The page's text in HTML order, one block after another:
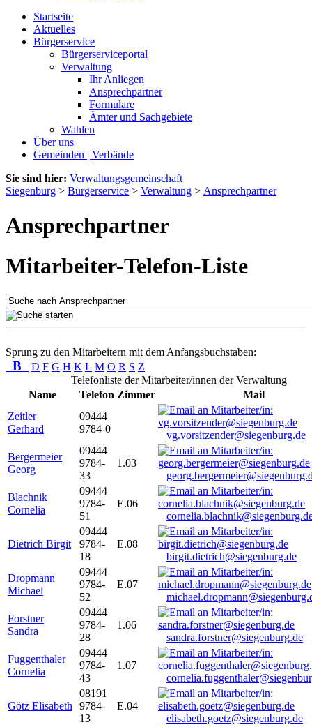
Startseite
Aktuelles
Bürgerservice
Bürgerserviceportal
Verwaltung
Ihr Anliegen
Ansprechpartner
Formulare
Ämter und Sachgebiete
Wahlen
Über uns
Gemeinden | Verbände
Sie sind hier: Verwaltungsgemeinschaft
Siegenburg > Bürgerservice > Verwaltung > Ansprechpartner
Ansprechpartner
Mitarbeiter-Telefon-Liste
Sprung zu den Mitarbeitern mit dem Anfangsbuchstaben:
B D F G H K L M O R S Z
Telefonliste der Mitarbeiter/innen der Verwaltung
Name
Telefon Zimmer
Mail
Zeitler
Gerhard
09444
9784-0
vg.vorsitzender@siegenburg.de
Bergermeier
Georg
09444
9784-
33
1.03
Blachnik
Cornelia
09444
9784-
51
E.06
Dietrich Birgit
09444
9784-
18
E.08
birgit.dietrich@siegenburg.de
Dropmann
Michael
09444
9784-
52
E.07
Forstner
Sandra
09444
9784-
28
1.06
sandra.forstner@siegenburg.de
Fuggenthaler
Cornelia
09444
9784-
43
1.07
Götz Elisabeth
08191
9784-
13
E.04
elisabeth.goetz@siegenburg.de